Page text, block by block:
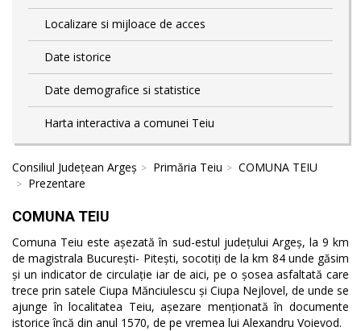
Localizare si mijloace de acces
Date istorice
Date demografice si statistice
Harta interactiva a comunei Teiu
Consiliul Județean Argeș Primăria Teiu
COMUNA TEIU
Prezentare
COMUNA TEIU
Comuna Teiu este așezată în sud-estul județului Argeș, la 9 km
de magistrala București- Pitești, socotiți de la km 84 unde găsim
și un indicator de circulație iar de aici, pe o șosea asfaltată care
trece prin satele Ciupa Mănciulescu și Ciupa Nejlovel, de unde se
ajunge în localitatea Teiu, așezare menționată în documente
istorice încă din anul 1570, de pe vremea lui Alexandru Voievod.